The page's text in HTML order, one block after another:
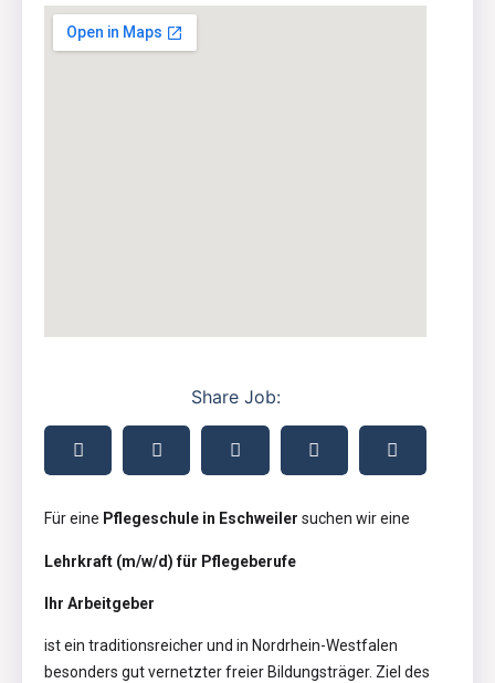
Share Job:
Für eine Pflegeschule in Eschweiler suchen wir eine
Lehrkraft (m/w/d) für Pflegeberufe
Ihr Arbeitgeber
ist ein traditionsreicher und in Nordrhein-Westfalen
besonders gut vernetzter freier Bildungsträger. Ziel des